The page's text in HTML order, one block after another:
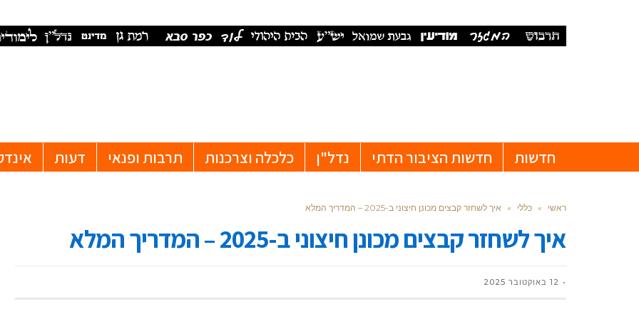
חדשות חדשות הציבור הדתי נדל"ן כלכלה וצרכנות תרבות ופנאי דעות
ראשי » כללי » איך לשחזר קבצים מכונן חיצוני ב-2025 – המדריך המלא
איך לשחזר קבצים מכונן חיצוני ב-2025 – המדריך המלא
12 באוקטובר 2025